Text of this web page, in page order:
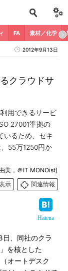
FA 素材／化学
2012年9月13日
クラウドサ
用できるサービ
27001準拠の
いるため、セキ
55万1250円か
美，＠IT MONOist]
示
関連情報
Hatena
、同社のクラ
を核とした
オートデスク